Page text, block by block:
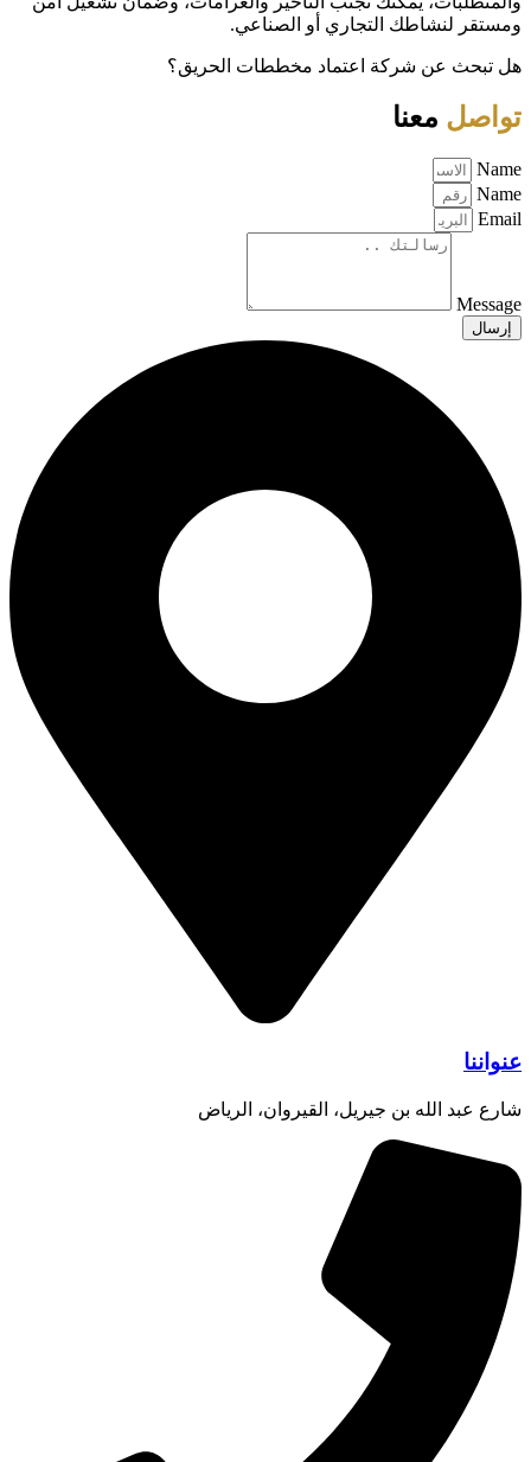
ومستقر لنشاطك التجاري أو الصناعي.
هل تبحث عن شركة اعتماد مخططات الحريق؟
تواصل معنا
Name
Name
Email
Message
إرسال
عنواننا
شارع عبد الله بن جيريل، القيروان، الرياض